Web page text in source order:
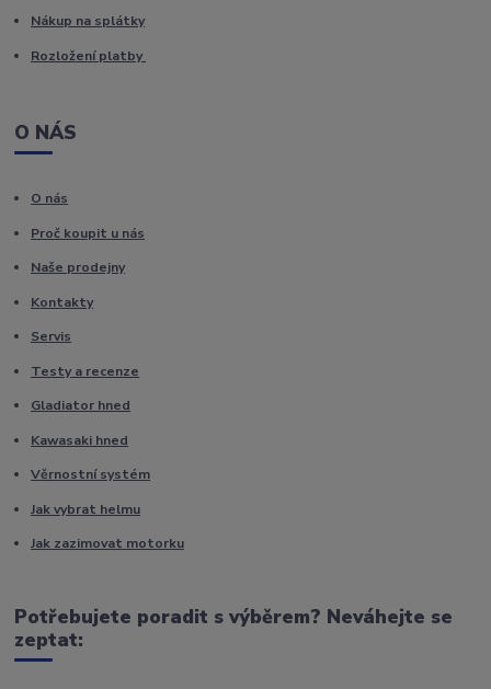
Nákup na splátky
Rozložení platby
O NÁS
O nás
Proč koupit u nás
Naše prodejny
Kontakty
Servis
Testy a recenze
Gladiator hned
Kawasaki hned
Věrnostní systém
Jak vybrat helmu
Jak zazimovat motorku
Potřebujete poradit s výběrem? Neváhejte se
zeptat: